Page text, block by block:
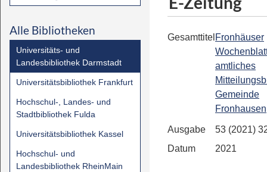
Alle Bibliotheken
Universitäts- und
Landesbibliothek Darmstadt
Universitätsbibliothek Frankfurt
Hochschul-, Landes- und
Stadtbibliothek Fulda
Universitätsbibliothek Kassel
Hochschul- und
Landesbibliothek RheinMain
Gesamttitel Fronhäuser
amtliches
Gemeinde
Fronhausen
Ausgabe
53 (2021)
Datum
2021